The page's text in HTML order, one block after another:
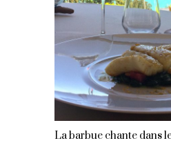
La barbue chante dans